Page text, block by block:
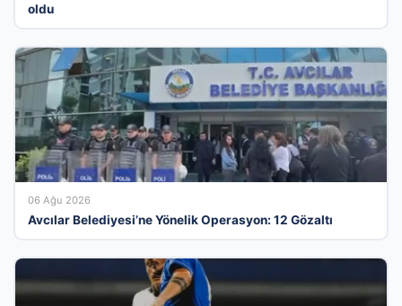
oldu
06 Ağu 2026
Avcılar Belediyesi’ne Yönelik Operasyon: 12 Gözaltı